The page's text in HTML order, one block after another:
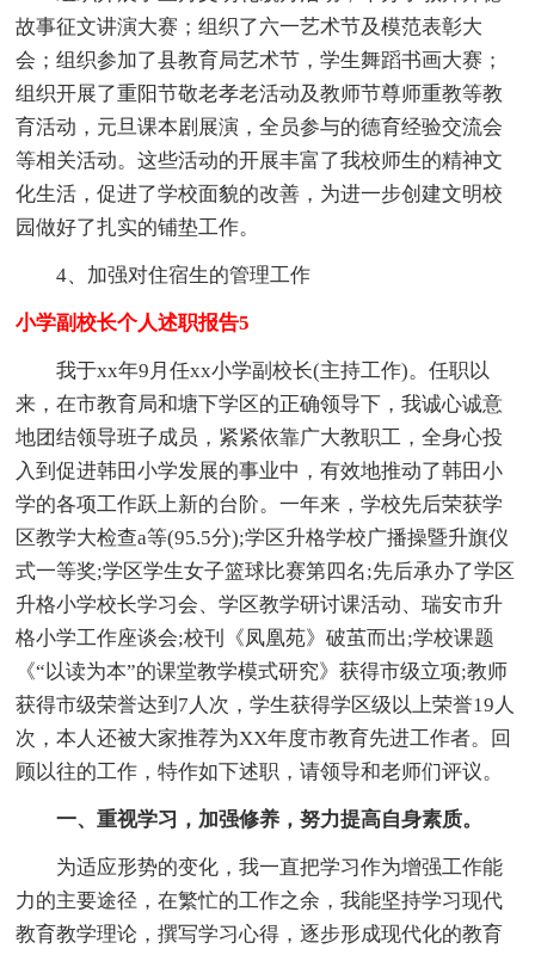
故事征文讲演大赛；组织了六一艺术节及模范表彰大
会；组织参加了县教育局艺术节，学生舞蹈书画大赛；
组织开展了重阳节敬老孝老活动及教师节尊师重教等教
育活动，元旦课本剧展演，全员参与的德育经验交流会
等相关活动。这些活动的开展丰富了我校师生的精神文
化生活，促进了学校面貌的改善，为进一步创建文明校
园做好了扎实的铺垫工作。
4、加强对住宿生的管理工作
小学副校长个人述职报告5
我于xx年9月任xx小学副校长(主持工作)。任职以
来，在市教育局和塘下学区的正确领导下，我诚心诚意
地团结领导班子成员，紧紧依靠广大教职工，全身心投
入到促进韩田小学发展的事业中，有效地推动了韩田小
学的各项工作跃上新的台阶。一年来，学校先后荣获学
区教学大检查a等(95.5分);学区升格学校广播操暨升旗仪
式一等奖;学区学生女子篮球比赛第四名;先后承办了学区
升格小学校长学习会、学区教学研讨课活动、瑞安市升
格小学工作座谈会;校刊《凤凰苑》破茧而出;学校课题
《“以读为本”的课堂教学模式研究》获得市级立项;教师
获得市级荣誉达到7人次，学生获得学区级以上荣誉19人
次，本人还被大家推荐为XX年度市教育先进工作者。回
顾以往的工作，特作如下述职，请领导和老师们评议。
一、重视学习，加强修养，努力提高自身素质。
为适应形势的变化，我一直把学习作为增强工作能
力的主要途径，在繁忙的工作之余，我能坚持学习现代
教育教学理论，撰写学习心得，逐步形成现代化的教育